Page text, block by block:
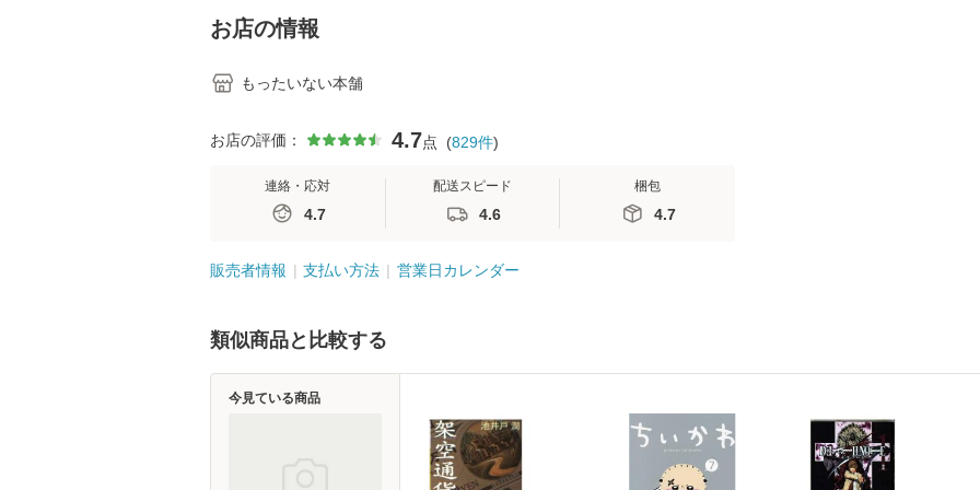
お店の情報
もったいない本舗
お店の評価： 4.7点 (829件)
連絡・応対
4.7
配送スピード
4.6
梱包
4.7
販売者情報 支払い方法 営業日カレンダー
類似商品と比較する
今見ている商品